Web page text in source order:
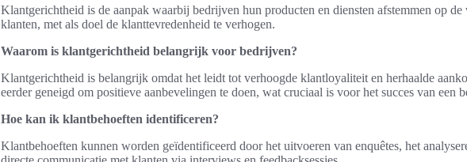
Klantgerichtheid is de aanpak waarbij bedrijven hun producten en diensten afstemmen op de
klanten, met als doel de klanttevredenheid te verhogen.
Waarom is klantgerichtheid belangrijk voor bedrijven?
Klantgerichtheid is belangrijk omdat het leidt tot verhoogde klantloyaliteit en herhaalde
eerder geneigd om positieve aanbevelingen te doen, wat cruciaal is voor het succes van een
Hoe kan ik klantbehoeften identificeren?
Klantbehoeften kunnen worden geïdentificeerd door het uitvoeren van enquêtes, het